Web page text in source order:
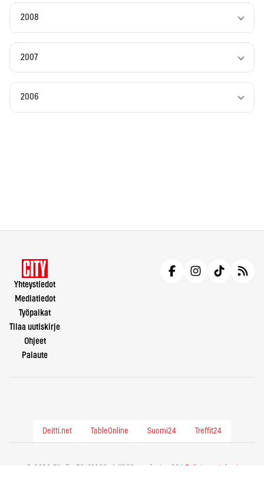
2008
2007
2006
Yhteystiedot
Mediatiedot
Työpaikat
Tilaa uutiskirje
Ohjeet
Palaute
Deitti.net TableOnline Suomi24 Treffit24